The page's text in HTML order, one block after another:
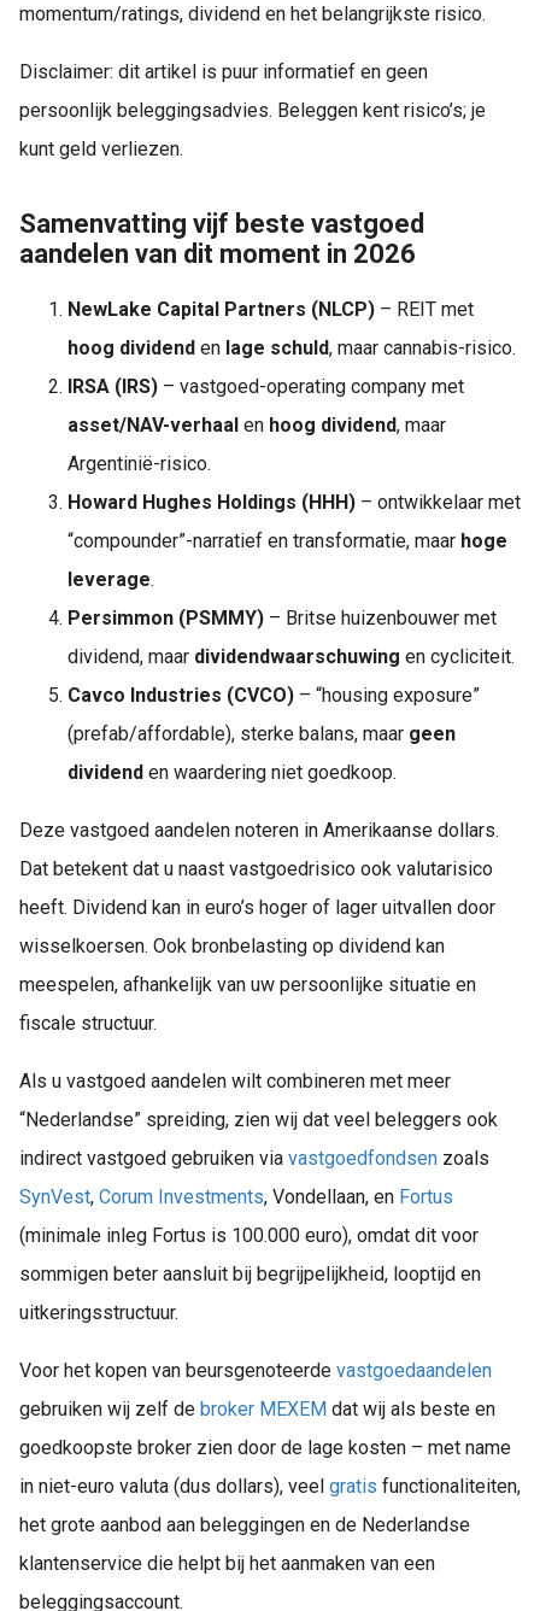
momentum/ratings, dividend en het belangrijkste risico.
Disclaimer: dit artikel is puur informatief en geen
persoonlijk beleggingsadvies. Beleggen kent risico’s; je
kunt geld verliezen.
Samenvatting vijf beste vastgoed
aandelen van dit moment in 2026
NewLake Capital Partners (NLCP) – REIT met
hoog dividend en lage schuld, maar cannabis-risico.
IRSA (IRS) – vastgoed-operating company met
asset/NAV-verhaal en hoog dividend, maar
Argentinië-risico.
Howard Hughes Holdings (HHH) – ontwikkelaar met
“compounder”-narratief en transformatie, maar hoge
leverage.
Persimmon (PSMMY) – Britse huizenbouwer met
dividend, maar dividendwaarschuwing en cycliciteit.
Cavco Industries (CVCO) – “housing exposure”
(prefab/affordable), sterke balans, maar geen
dividend en waardering niet goedkoop.
Deze vastgoed aandelen noteren in Amerikaanse dollars.
Dat betekent dat u naast vastgoedrisico ook valutarisico
heeft. Dividend kan in euro’s hoger of lager uitvallen door
wisselkoersen. Ook bronbelasting op dividend kan
meespelen, afhankelijk van uw persoonlijke situatie en
fiscale structuur.
Als u vastgoed aandelen wilt combineren met meer
“Nederlandse” spreiding, zien wij dat veel beleggers ook
indirect vastgoed gebruiken via vastgoedfondsen zoals
SynVest, Corum Investments, Vondellaan, en Fortus
(minimale inleg Fortus is 100.000 euro), omdat dit voor
sommigen beter aansluit bij begrijpelijkheid, looptijd en
uitkeringsstructuur.
Voor het kopen van beursgenoteerde vastgoedaandelen
gebruiken wij zelf de broker MEXEM dat wij als beste en
goedkoopste broker zien door de lage kosten – met name
in niet-euro valuta (dus dollars), veel gratis functionaliteiten,
het grote aanbod aan beleggingen en de Nederlandse
klantenservice die helpt bij het aanmaken van een
beleggingsaccount.